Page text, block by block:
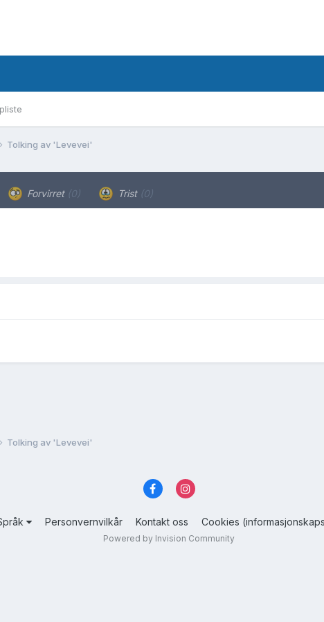
Tolking av 'Levevei'
Forvirret (0) Trist (0)
Tolking av 'Levevei'
Personvernvilkår Kontakt oss Cookies
Powered by Invision Community